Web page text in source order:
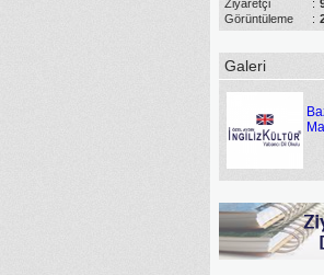
Ziyaretçi
:
Görüntüleme
:
Galeri